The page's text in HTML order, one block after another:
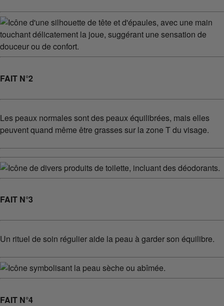
FAIT N°2
Les peaux normales sont des peaux équilibrées, mais elles
peuvent quand même être grasses sur la zone T du visage.
FAIT N°3
Un rituel de soin régulier aide la peau à garder son équilibre.
FAIT N°4